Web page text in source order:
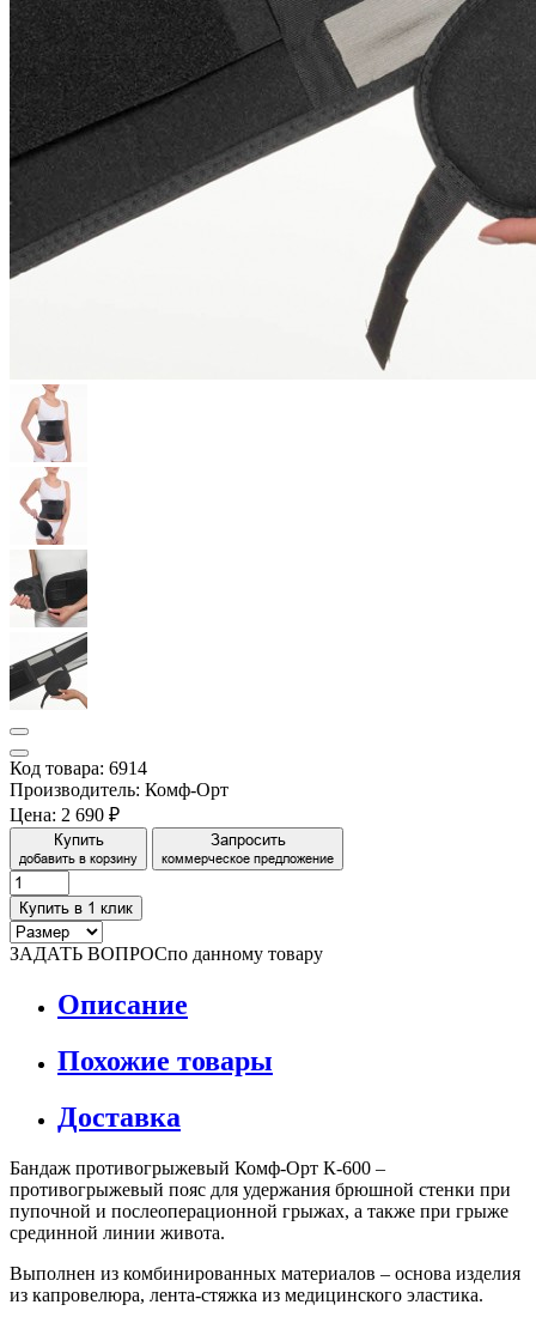
Код товара: 6914
Производитель: Комф-Орт
Цена: 2 690 ₽
Купить
добавить в корзину
Запросить
коммерческое предложение
Купить в 1 клик
ЗАДАТЬ ВОПРОСпо данному товару
Описание
Похожие товары
Доставка
Бандаж противогрыжевый Комф-Орт К-600 –
противогрыжевый пояс для удержания брюшной стенки при
пупочной и послеоперационной грыжах, а также при грыже
срединной линии живота.
Выполнен из комбинированных материалов – основа изделия
из капровелюра, лента-стяжка из медицинского эластика.